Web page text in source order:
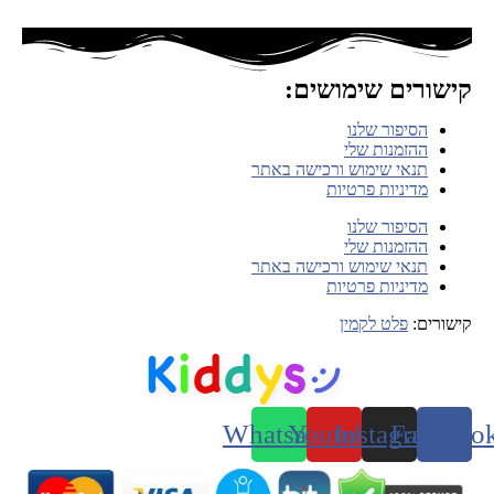
קישורים שימושים:
הסיפור שלנו
ההזמנות שלי
תנאי שימוש ורכישה באתר
מדיניות פרטיות
הסיפור שלנו
ההזמנות שלי
תנאי שימוש ורכישה באתר
מדיניות פרטיות
קישורים: פלט לקמין
Instagram
Youtube
Whatsapp